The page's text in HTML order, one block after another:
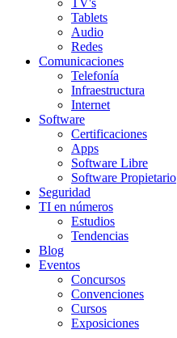
TV's
Tablets
Audio
Redes
Comunicaciones
Telefonía
Infraestructura
Internet
Software
Certificaciones
Apps
Software Libre
Software Propietario
Seguridad
TI en números
Estudios
Tendencias
Blog
Eventos
Concursos
Convenciones
Cursos
Exposiciones